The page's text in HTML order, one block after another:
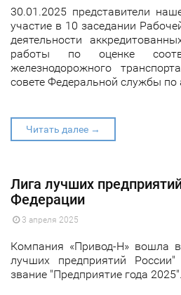
30.01.2025 представители
участие в 10 заседании
деятельности
работы по оценке
железнодорожного
совете Федеральной службы по
Читать далее →
Лига лучших
Федерации
3 апреля 2025
Компания «Привод-Н» вошла
лучших предприятий
звание "Предприятие года 2025".